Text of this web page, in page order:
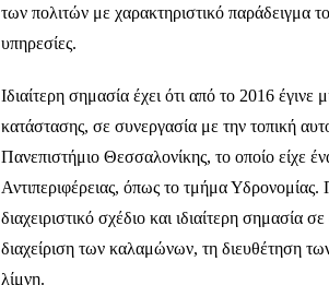
των πολιτών με χαρακτηριστικό παράδειγμα
υπηρεσίες.
Ιδιαίτερη σημασία έχει ότι από το 2016
κατάστασης, σε συνεργασία με την τοπική
Πανεπιστήμιο Θεσσαλονίκης, το οποίο είχε
Αντιπεριφέρειας, όπως το τμήμα
διαχειριστικό σχέδιο και ιδιαίτερη σημασία
διαχείριση των καλαμώνων, τη διευθέτηση
λίμνη.